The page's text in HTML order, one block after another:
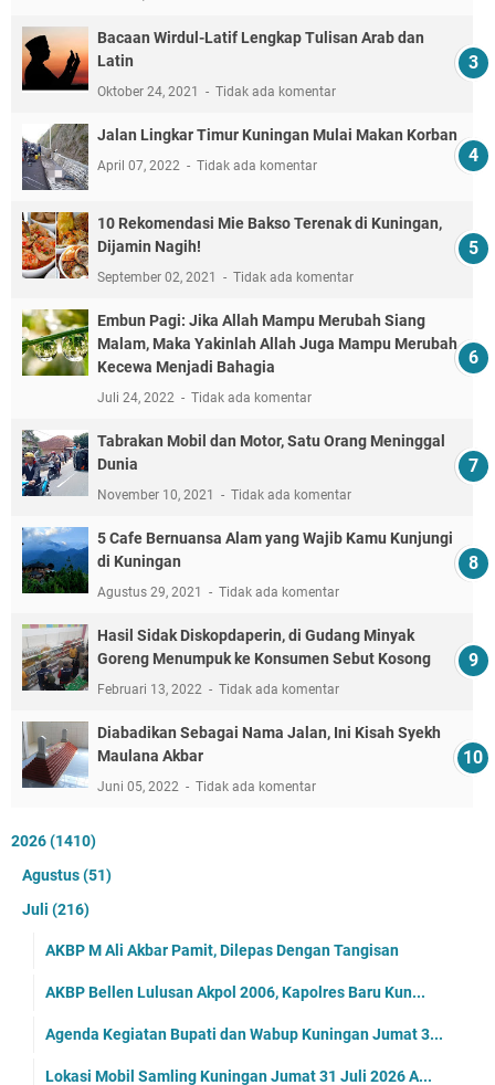
Bacaan Wirdul-Latif Lengkap Tulisan Arab dan
Latin
Oktober 24, 2021 Tidak ada komentar
Jalan Lingkar Timur Kuningan Mulai Makan Korban
April 07, 2022 Tidak ada komentar
10 Rekomendasi Mie Bakso Terenak di Kuningan,
Dijamin Nagih!
September 02, 2021 Tidak ada komentar
Embun Pagi: Jika Allah Mampu Merubah Siang
Malam, Maka Yakinlah Allah Juga Mampu Merubah
Kecewa Menjadi Bahagia
Juli 24, 2022 Tidak ada komentar
Tabrakan Mobil dan Motor, Satu Orang Meninggal
Dunia
November 10, 2021 Tidak ada komentar
5 Cafe Bernuansa Alam yang Wajib Kamu Kunjungi
di Kuningan
Agustus 29, 2021 Tidak ada komentar
Hasil Sidak Diskopdaperin, di Gudang Minyak
Goreng Menumpuk ke Konsumen Sebut Kosong
Februari 13, 2022 Tidak ada komentar
Diabadikan Sebagai Nama Jalan, Ini Kisah Syekh
Maulana Akbar
Juni 05, 2022 Tidak ada komentar
2026(1410)
Agustus(51)
Juli (216)
AKBP M Ali Akbar Pamit, Dilepas Dengan Tangisan
AKBP Bellen Lulusan Akpol 2006, Kapolres Baru Kun...
Agenda Kegiatan Bupati dan Wabup Kuningan Jumat 3...
Lokasi Mobil Samling Kuningan Jumat 31 Juli 2026 A...